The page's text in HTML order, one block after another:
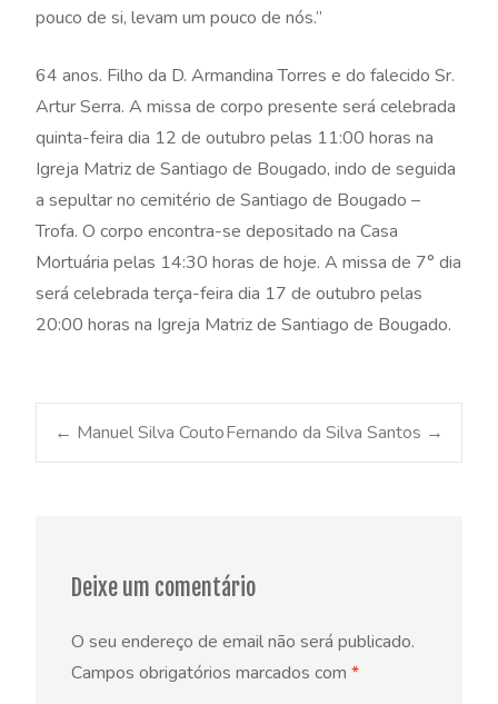
pouco de si, levam um pouco de nós.”
64 anos. Filho da D. Armandina Torres e do falecido Sr.
Artur Serra. A missa de corpo presente será celebrada
quinta-feira dia 12 de outubro pelas 11:00 horas na
Igreja Matriz de Santiago de Bougado, indo de seguida
a sepultar no cemitério de Santiago de Bougado –
Trofa. O corpo encontra-se depositado na Casa
Mortuária pelas 14:30 horas de hoje. A missa de 7° dia
será celebrada terça-feira dia 17 de outubro pelas
20:00 horas na Igreja Matriz de Santiago de Bougado.
Post
← Manuel Silva CoutoFernando da Silva Santos →
Deixe um comentário
O seu endereço de email não será publicado.
Campos obrigatórios marcados com *